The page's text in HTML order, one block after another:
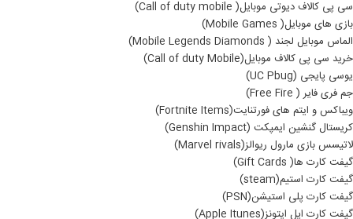
سی پی کالاف دیوتی موبایل( Call of duty mobile)
بازی های موبایل( Mobile Games)
الماس موبایل لجند ( Mobile Legends Diamonds)
خرید سی پی کالاف موبایل(Call of duty Mobile)
یوسی پایجی (UC Pbug)
جم فری فایر ( Free Fire)
ویباکس و ایتم های فورتنایت(Fortnite Items)
کریستال گنشین ایمپکت (Genshin Impact)
لاتیسس بازی مارول ریوالز(Marvel rivals)
گیفت کارت ها( Gift Cards)
گیفت کارت استیم(steam)
گیفت کارت پلی استیشن(PSN)
گیفت کارت اپل ایتونز(Apple Itunes)